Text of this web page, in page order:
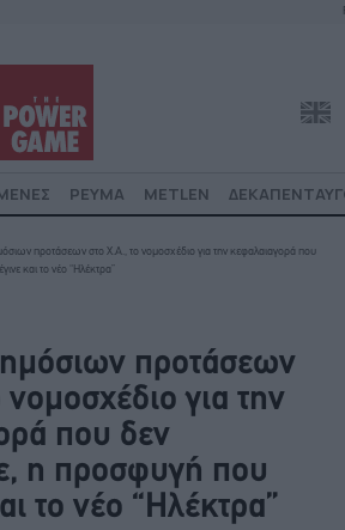
ΡΕΥΜΑ METLEN
προτάσεων στο Χ.Α., το νομοσχέδιο για την κεφαλαιαγορά που
και το νέο “Ηλέκτρα”
προτάσεων
για την
που δεν
η προσφυγή που
το νέο “Ηλέκτρα”